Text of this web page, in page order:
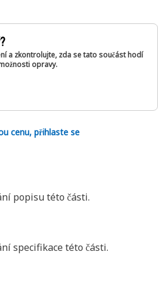
a zkontrolujte, zda se tato součást hodí
opravy.
cenu, přihlaste se
popisu této části.
specifikace této části.